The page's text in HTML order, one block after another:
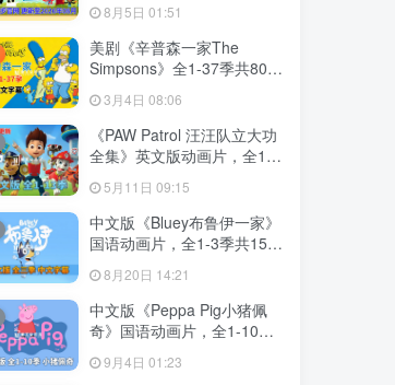
画视频，各系列总共2115集
视频，1080P高清视频带英
文字幕，百度网盘下载！
8月5日 01:51
美剧《辛普森一家The
Simpsons》全1-37季共802
度网盘下载！
3月4日 08:06
《PAW Patrol 汪汪队立大功
全集》英文版动画片，全1-
视频带英文字幕，带配套音
频MP3，百度网盘下载！
5月11日 09:15
中文版《Bluey布鲁伊一家》
国语动画片，全1-3季共156
字幕，百度网盘下载！
8月20日 14:21
中文版《Peppa Pig小猪佩
奇》国语动画片，全1-10季
百度网盘下载！
9月4日 01:23